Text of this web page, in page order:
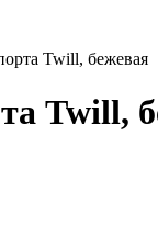
Twill, бежевая
Twill,